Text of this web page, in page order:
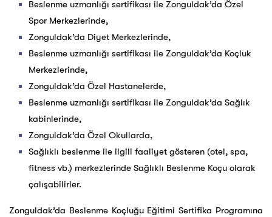
Beslenme uzmanlığı sertifikası ile Zonguldak’da Özel
Spor Merkezlerinde,
Zonguldak’da Diyet Merkezlerinde,
Beslenme uzmanlığı sertifikası ile Zonguldak’da Koçluk
Merkezlerinde,
Zonguldak’da Özel Hastanelerde,
Beslenme uzmanlığı sertifikası ile Zonguldak’da Sağlık
kabinlerinde,
Zonguldak’da Özel Okullarda,
Sağlıklı beslenme ile ilgili faaliyet gösteren (otel, spa,
fitness vb.) merkezlerinde Sağlıklı Beslenme Koçu olarak
çalışabilirler.
Zonguldak’da Beslenme Koçluğu Eğitimi Sertifika Programına